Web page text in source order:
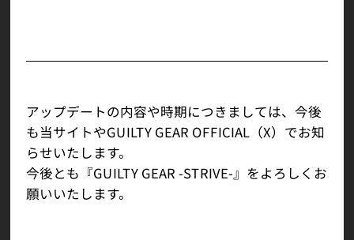
アップデートの内容や時期につきましては、今後
も当サイトやGUILTY GEAR OFFICIAL（X）でお知
らせいたします。
今後とも『GUILTY GEAR -STRIVE-』をよろしくお
願いいたします。